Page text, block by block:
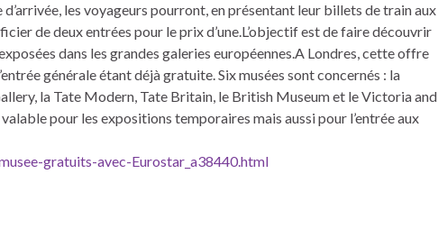
les voyageurs pourront, en présentant leur billets de train aux
de deux entrées pour le prix d’une.L’objectif est de faire découvrir
dans les grandes galeries européennes.A Londres, cette offre
générale étant déjà gratuite. Six musées sont concernés : la
la Tate Modern, Tate Britain, le British Museum et le Victoria and
pour les expositions temporaires mais aussi pour l’entrée aux
gratuits-avec-Eurostar_a38440.html